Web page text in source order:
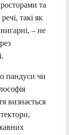
та
такі як
– не
пандуси чи
визнається